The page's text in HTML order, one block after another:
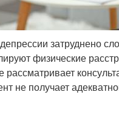
затруднено
физические
рассматривает
не получает